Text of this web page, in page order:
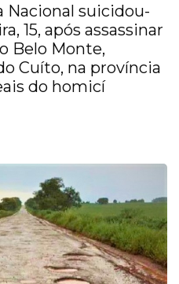
Nacional suicidou-
15, após assassinar
Belo Monte,
Cuíto, na província
do homicí